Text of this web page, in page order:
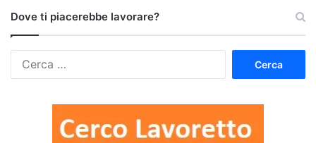
Dove ti piacerebbe lavorare?